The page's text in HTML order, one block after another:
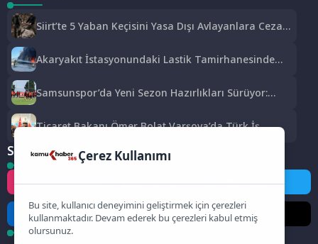
Siirt’te 5 Yaban Keçisini Yasa Dışı Avlayanlara Ceza
Akaryakıt İstasyonundaki Lastik Tamirhanesinde
Samsunspor’da Yeni Sezon Hazırlıkları Sürüyor:
Ticaret Bakanı Ömer Bolat Varşova’da Türk İş
Dolara Ulaştı
Sosyal Medya
Instagram Facebook Twitter
LinkedIn YouTube TikTok
Çerez Kullanımı
Bu site, kullanıcı deneyimini geliştirmek için çerezleri
kullanmaktadır. Devam ederek bu çerezleri kabul etmiş
olursunuz.